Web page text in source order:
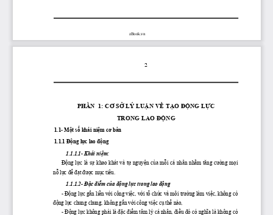
zBook.vn
2
PHẦN
  1:
CƠ SỞ LÝ LUẬN VỀ TẠO ĐỘNG LỰC
TRONG LAO ĐỘNG
1.1- Một số khái niệm cơ bản
1.1.1 Động lực lao động
1.1.1.1- Khái niệm:
Động lực
  là
sự
  khao  khát và
tự nguyện của mỗi cá nhân nhằm tăng cường mọi
nỗ lực để đạt được mục tiêu.
1.1.1.2- Đặc điểm của động lực trong lao động
- Động lực gắn liền với công việc, với tổ chức và môi trường làm việc, không có
động lực chung chung, không gắn với công việc cụ thể nào,
- Động lực không phải là đặc điểm tâm lý cá nhân, điều đó có nghĩa là không có